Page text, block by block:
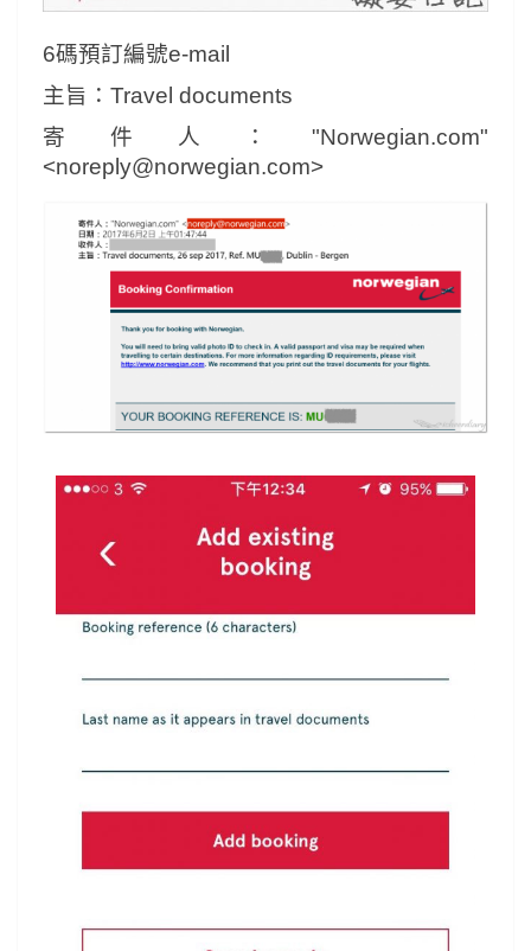
6碼預訂編號e-mail
主旨：Travel documents
寄件人："Norwegian.com"
<noreply@norwegian.com>